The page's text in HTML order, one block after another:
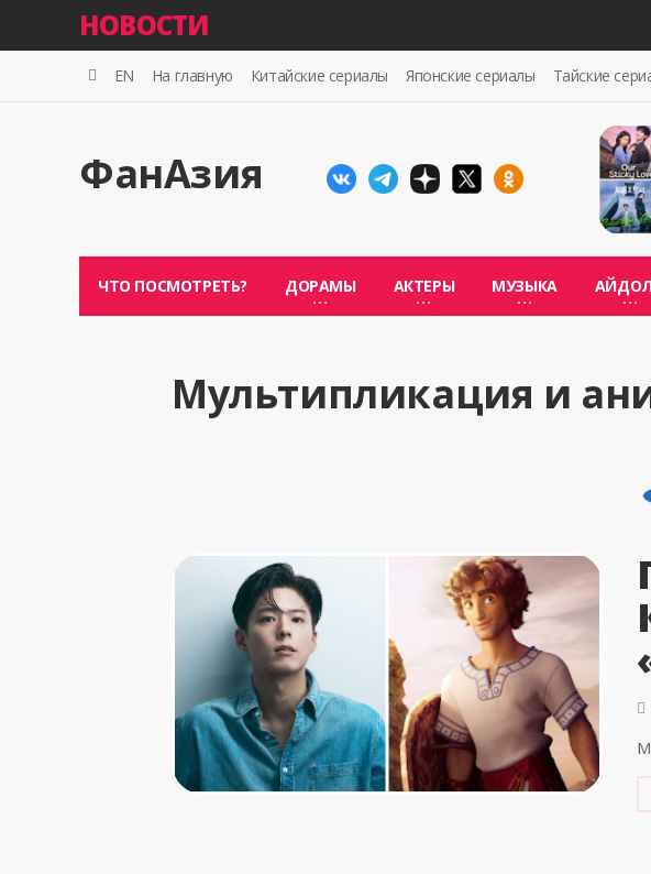
НОВОСТИ
EN На главную Китайские сериалы Японские сериалы Тайские
ФанАзия
ЧТО ПОСМОТРЕТЬ? ДОРАМЫ АКТЕРЫ МУЗЫКА
Мультипликация и